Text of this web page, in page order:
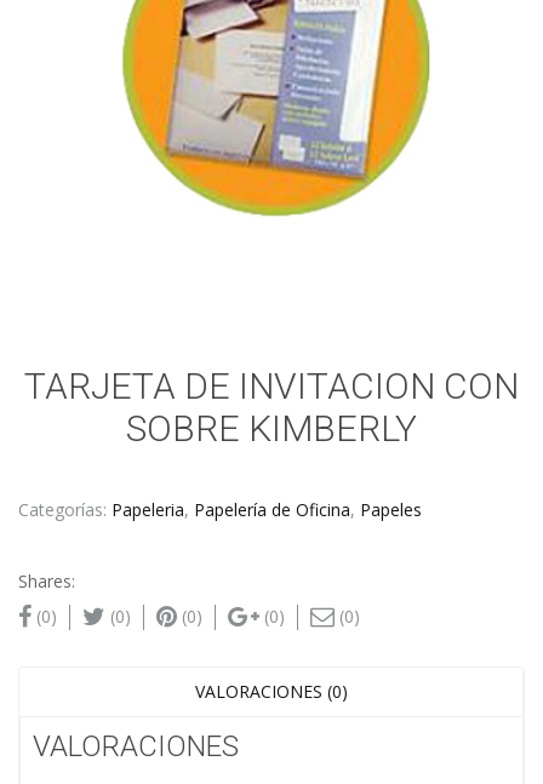
TARJETA DE INVITACION CON
SOBRE KIMBERLY
Categorías: Papeleria, Papelería de Oficina, Papeles
Shares:
(0)
(0) (0) (0) (0)
VALORACIONES (0)
VALORACIONES